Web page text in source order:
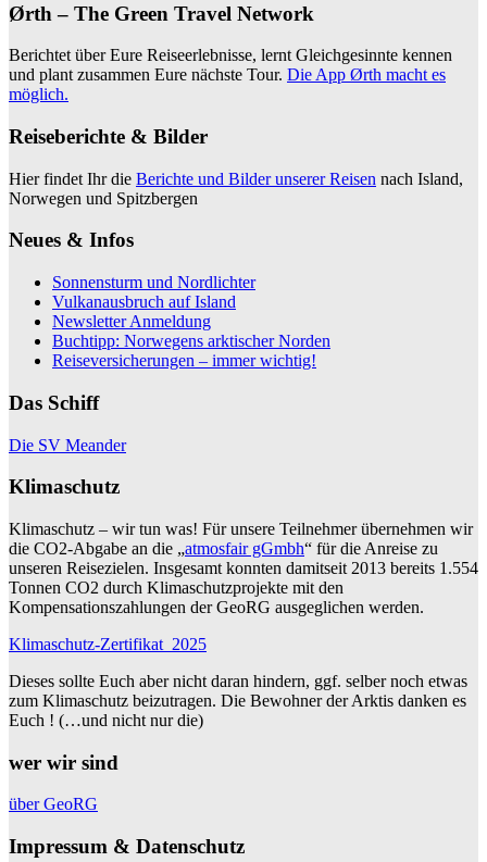
Ørth – The Green Travel Network
Berichtet über Eure Reiseerlebnisse, lernt Gleichgesinnte kennen
und plant zusammen Eure nächste Tour. Die App Ørth macht es
möglich.
Reiseberichte & Bilder
Hier findet Ihr die Berichte und Bilder unserer Reisen nach Island,
Norwegen und Spitzbergen
Neues & Infos
Sonnensturm und Nordlichter
Vulkanausbruch auf Island
Newsletter Anmeldung
Buchtipp: Norwegens arktischer Norden
Reiseversicherungen – immer wichtig!
Das Schiff
Die SV Meander
Klimaschutz
Klimaschutz – wir tun was! Für unsere Teilnehmer übernehmen wir
die CO2-Abgabe an die „atmosfair gGmbh“ für die Anreise zu
unseren Reisezielen. Insgesamt konnten damitseit 2013 bereits 1.554
Tonnen CO2 durch Klimaschutzprojekte mit den
Kompensationszahlungen der GeoRG ausgeglichen werden.
Klimaschutz-Zertifikat_2025
Dieses sollte Euch aber nicht daran hindern, ggf. selber noch etwas
zum Klimaschutz beizutragen. Die Bewohner der Arktis danken es
Euch ! (…und nicht nur die)
wer wir sind
über GeoRG
Impressum & Datenschutz